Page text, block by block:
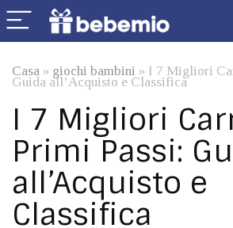
Casa » giochi bambini » I 7 Migliori
Guida all’Acquisto e Classifica
I 7 Migliori
Primi Passi:
all’Acquisto e
Classifica